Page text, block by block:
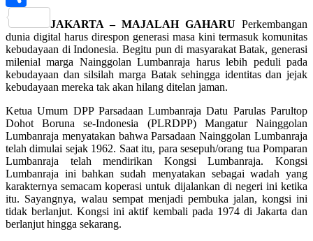
JAKARTA – MAJALAH GAHARU Perkembangan
dunia digital harus direspon generasi masa kini termasuk komunitas
kebudayaan di Indonesia. Begitu pun di masyarakat Batak, generasi
milenial marga Nainggolan Lumbanraja harus lebih peduli pada
kebudayaan dan silsilah marga Batak sehingga identitas dan jejak
kebudayaan mereka tak akan hilang ditelan jaman.
Ketua Umum DPP Parsadaan Lumbanraja Datu Parulas Parultop
Dohot Boruna se-Indonesia (PLRDPP) Mangatur Nainggolan
Lumbanraja menyatakan bahwa Parsadaan Nainggolan Lumbanraja
telah dimulai sejak 1962. Saat itu, para sesepuh/orang tua Pomparan
Lumbanraja telah mendirikan Kongsi Lumbanraja. Kongsi
Lumbanraja ini bahkan sudah menyatakan sebagai wadah yang
karakternya semacam koperasi untuk dijalankan di negeri ini ketika
itu. Sayangnya, walau sempat menjadi pembuka jalan, kongsi ini
tidak berlanjut. Kongsi ini aktif kembali pada 1974 di Jakarta dan
berlanjut hingga sekarang.